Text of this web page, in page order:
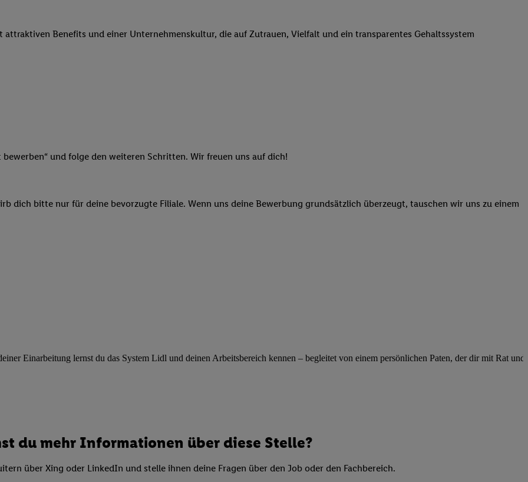
Benefits und einer Unternehmenskultur, die auf Zutrauen, Vielfalt und ein transparentes Gehaltssystem
und folge den weiteren Schritten. Wir freuen uns auf dich!
dich bitte nur für deine bevorzugte Filiale. Wenn uns deine Bewerbung grundsätzlich überzeugt, tauschen wir uns zu einem
Einarbeitung lernst du das System Lidl und deinen Arbeitsbereich kennen – begleitet von einem persönlichen Paten, der dir mit Rat und
du mehr Informationen über diese Stelle?
über Xing oder LinkedIn und stelle ihnen deine Fragen über den Job oder den Fachbereich.
Referenz, wie z.B. Ihrer Mobilfunknummer, eine Kennung für Utiq erstellt. Wir
speziell zur Nutzung der Utiq-Technologie - zusätzlich zur weiter unten erläuterten
können Sie nur den Einsatz notwendiger Techniken zulassen. Durch einen
mit Wirkung für die Zukunft zu widerrufen, finden Sie in unseren
Inhalten, Abgleichung und Kombination von Daten aus unterschiedlichen Quellen,
Statistiken oder Kombinationen von Daten aus verschiedenen Quellen. Verwendung